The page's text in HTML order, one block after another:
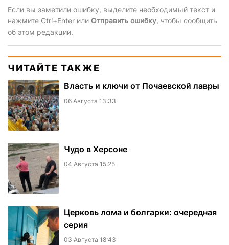
Если вы заметили ошибку, выделите необходимый текст и
нажмите Ctrl+Enter или Отправить ошибку, чтобы сообщить
об этом редакции.
ЧИТАЙТЕ ТАКЖЕ
Власть и ключи от Почаевской лавры
06 Августа 13:33
Чудо в Херсоне
04 Августа 15:25
Церковь лома и болгарки: очередная
серия
03 Августа 18:43